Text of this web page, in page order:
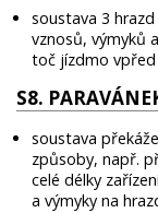
soustava 3
vznosů, výmyků
toč jízdmo
S8.
soustava
způsoby, např.
celé délky
a výmyky na